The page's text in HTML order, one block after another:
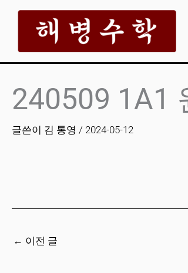
로
240509 1A1
글쓴이 김 통영 / 2024-05-12
← 이전 글